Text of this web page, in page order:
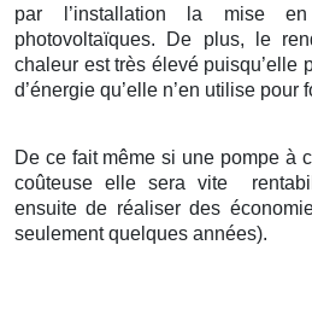
par l’installation la mise
photovoltaïques. De plus, le
chaleur est très élevé puisqu’elle
d’énergie qu’elle n’en utilise pour
De ce fait même si une pompe à
coûteuse elle sera vite
ensuite de réaliser des
seulement quelques années).